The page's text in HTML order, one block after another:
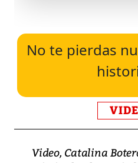
No te pierdas
Video, Catalina